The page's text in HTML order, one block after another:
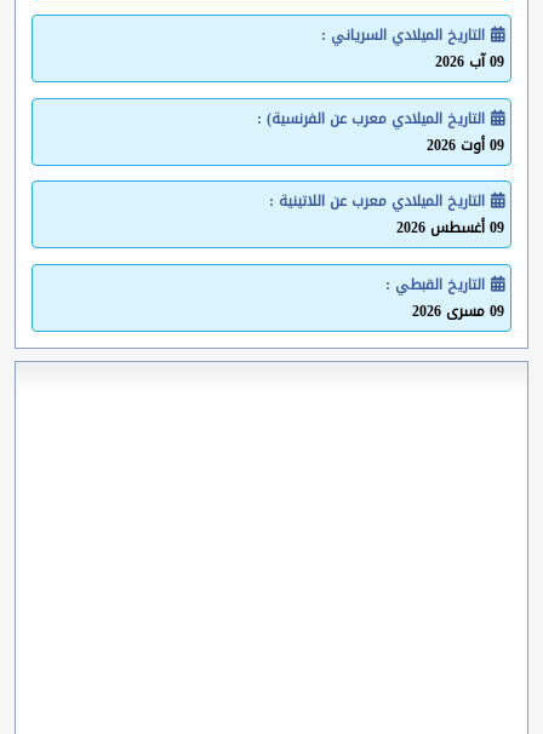
التاريخ الميلادي السرياني :
09 آب 2026
التاريخ الميلادي معرب عن الفرنسية) :
09 أوت 2026
التاريخ الميلادي معرب عن اللاتينية :
09 أغسطس 2026
التاريخ القبطي :
09 مسرى 2026